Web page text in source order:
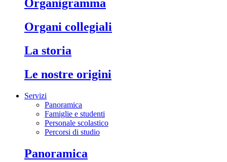
organigramma
organi collegiali
la storia
le nostre origini
Servizi
Panoramica
Famiglie e studenti
Personale scolastico
Percorsi di studio
panoramica